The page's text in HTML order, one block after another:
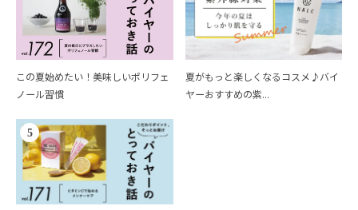
この夏始めたい！美味しいポリフェ
ノール習慣
夏がもっと楽しくなるコスメ♪バイ
ヤーおすすめの紫...
5